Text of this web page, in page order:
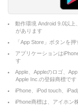
動作環境 Android 9.0以
があります
「App Store」ボタンを
アプリケーションは
す
Apple、Appleのロゴ、
Apple Inc.の登録商標です
iPhone、iPod touch、
iPhone商標は、アイホン